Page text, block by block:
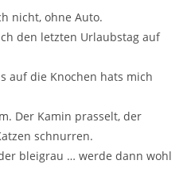
nicht, ohne Auto.
den letzten Urlaubstag auf
auf die Knochen hats mich
Der Kamin prasselt, der
schnurren.
bleigrau … werde dann wohl